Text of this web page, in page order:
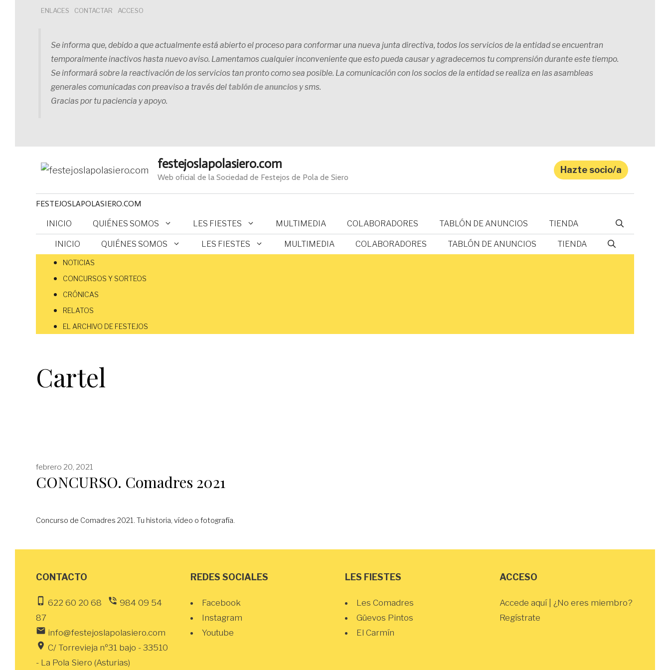
ENLACES CONTACTAR ACCESO
Se informa que, debido a que actualmente está abierto el proceso para conformar una nueva junta directiva, todos los servicios de la entidad se encuentran
temporalmente inactivos hasta nuevo aviso. Lamentamos cualquier inconveniente que esto pueda causar y agradecemos tu comprensión durante este tiempo.
Se informará sobre la reactivación de los servicios tan pronto como sea posible. La comunicación con los socios de la entidad se realiza en las asambleas
generales comunicadas con preaviso a través del tablón de anuncios y sms.
Gracias por tu paciencia y apoyo.
festejoslapolasiero.com
Web oficial de la Sociedad de Festejos de Pola de Siero
Hazte socio/a
FESTEJOSLAPOLASIERO.COM
INICIO QUIÉNES SOMOS LES FIESTES MULTIMEDIA COLABORADORES TABLÓN DE ANUNCIOS TIENDA
INICIO QUIÉNES SOMOS LES FIESTES MULTIMEDIA COLABORADORES TABLÓN DE ANUNCIOS TIENDA
NOTICIAS
CONCURSOS Y SORTEOS
CRÓNICAS
RELATOS
EL ARCHIVO DE FESTEJOS
Cartel
CONCURSO. Comadres 2021
febrero 20, 2021
Concurso de Comadres 2021. Tu historia, vídeo o fotografía.
CONTACTO
phone_iphone 622 60 20 68 phone_in_talk 984 09 54
87
email info@festejoslapolasiero.com
location_on C/ Torrevieja nº31 bajo - 33510
- La Pola Siero (Asturias)
REDES SOCIALES
Facebook
Instagram
Youtube
LES FIESTES
Les Comadres
Güevos Pintos
El Carmín
ACCESO
Accede aquí
| ¿No eres miembro?
Regístrate